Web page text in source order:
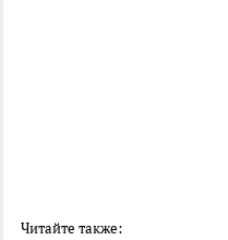
Читайте также: